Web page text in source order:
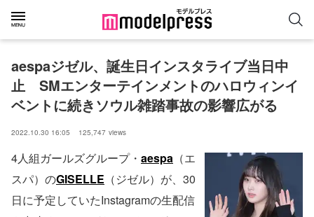
aespaジゼル、誕生日インスタライブ当日中
止　SMエンターテインメントのハロウィンイ
ベントに続きソウル雑踏事故の影響広がる
2022.10.30 16:05 125,747 views
4人組ガールズグループ・ aespa （エ
スパ）のGISELLE （ジゼル）が、30
日に予定していたInstagramの生配信